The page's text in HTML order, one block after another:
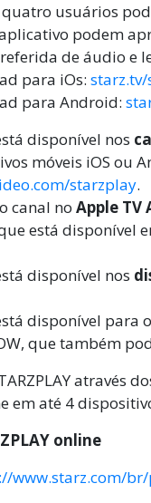
usuários
podem
de áudio e
para iOs:
para Android:
disponível nos
móveis iOS ou
starzplay.
canal no Apple TV
está disponível
disponível nos
disponível para
que também
através
em até 4
online
www.starz.com/